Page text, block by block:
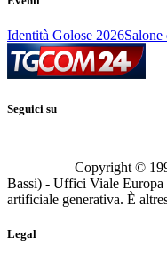
Identità Golose 2026
Seguici su
Copyright ©
Bassi) - Uffici Viale
artificiale generativa. È
Legal